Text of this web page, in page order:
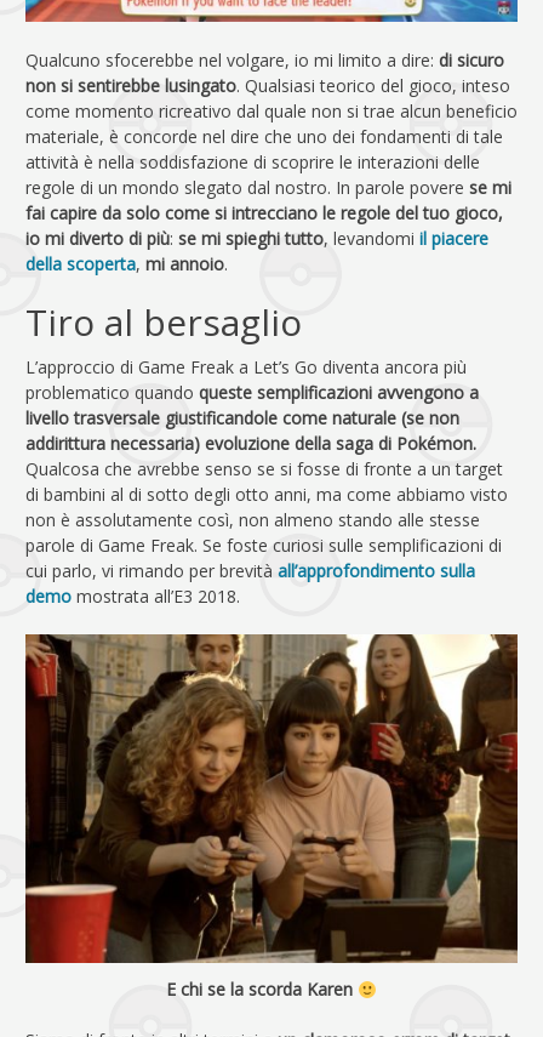
Qualcuno sfocerebbe nel volgare, io mi limito a dire: di sicuro
non si sentirebbe lusingato. Qualsiasi teorico del gioco, inteso
come momento ricreativo dal quale non si trae alcun beneficio
materiale, è concorde nel dire che uno dei fondamenti di tale
attività è nella soddisfazione di scoprire le interazioni delle
regole di un mondo slegato dal nostro. In parole povere se mi
fai capire da solo come si intrecciano le regole del tuo gioco,
io mi diverto di più: se mi spieghi tutto, levandomi il piacere
della scoperta, mi annoio.
Tiro al bersaglio
L’approccio di Game Freak a Let’s Go diventa ancora più
problematico quando queste semplificazioni avvengono a
livello trasversale giustificandole come naturale (se non
addirittura necessaria) evoluzione della saga di Pokémon.
Qualcosa che avrebbe senso se si fosse di fronte a un target
di bambini al di sotto degli otto anni, ma come abbiamo visto
non è assolutamente così, non almeno stando alle stesse
parole di Game Freak. Se foste curiosi sulle semplificazioni di
cui parlo, vi rimando per brevità all’approfondimento sulla
demo mostrata all’E3 2018.
E chi se la scorda Karen